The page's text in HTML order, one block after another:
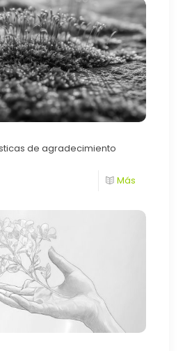
de agradecimiento
Más